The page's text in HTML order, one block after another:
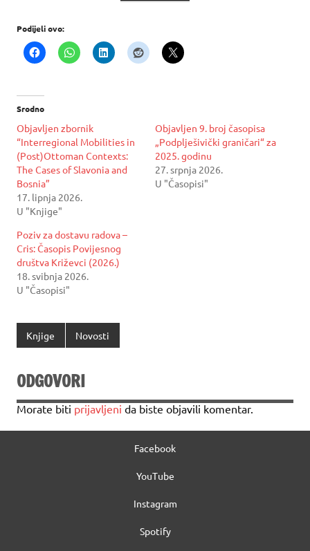
Podijeli ovo:
Srodno
Objavljen zbornik
“Interregional Mobilities in
(Post)Ottoman Contexts:
The Cases of Slavonia and
Bosnia”
17. lipnja 2026.
U "Knjige"
Objavljen 9. broj časopisa
„Podplješivički graničari“ za
2025. godinu
27. srpnja 2026.
U "Časopisi"
Poziv za dostavu radova –
Cris: Časopis Povijesnog
društva Križevci (2026.)
18. svibnja 2026.
U "Časopisi"
Knjige Novosti
ODGOVORI
Morate biti prijavljeni da biste objavili komentar.
Facebook
YouTube
Instagram
Spotify